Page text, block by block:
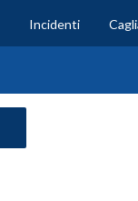
Incidenti